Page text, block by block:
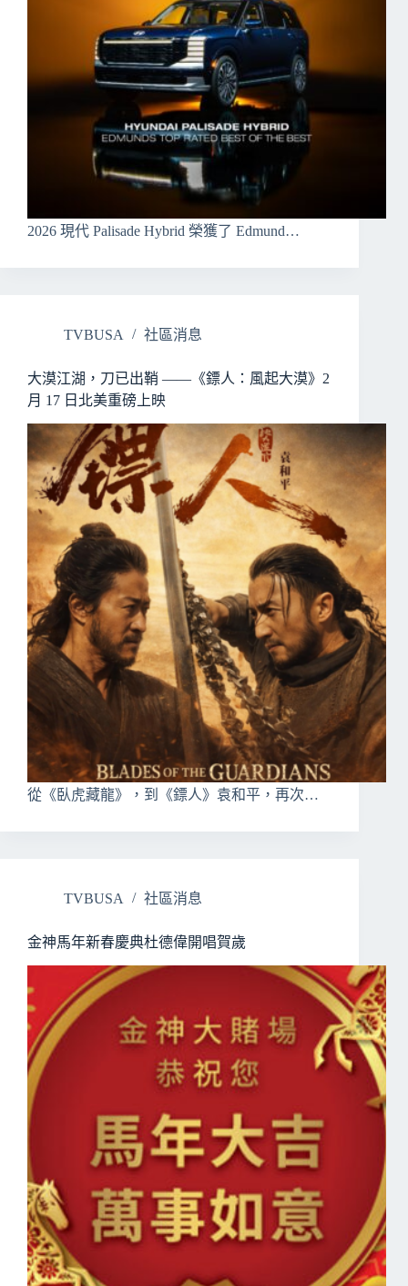
2026 現代 Palisade Hybrid 榮獲了 Edmund…
TVBUSA 社區消息
大漠江湖，刀已出鞘 ——《鏢人：風起大漠》2
月 17 日北美重磅上映
從《臥虎藏龍》，到《鏢人》袁和平，再次…
TVBUSA 社區消息
金神馬年新春慶典杜德偉開唱賀歲